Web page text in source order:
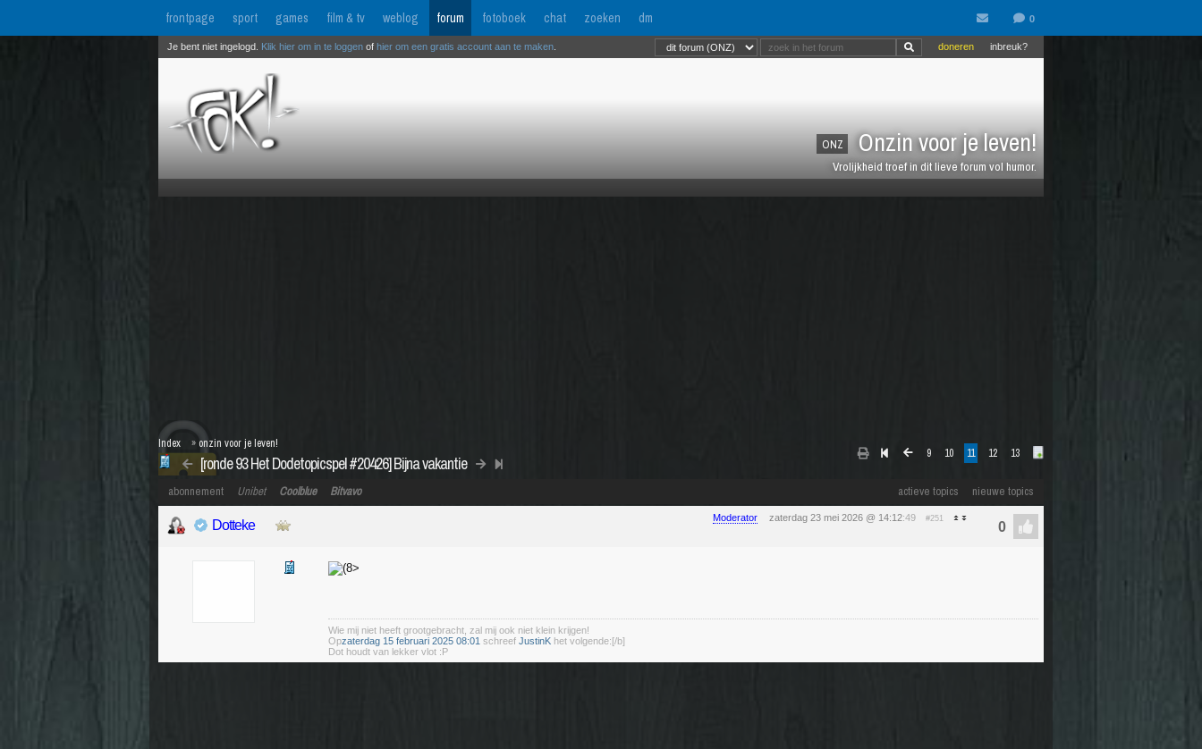
frontpage sport games film & tv weblog forum fotoboek chat zoeken dm
ONZ Onzin voor je leven!
Vrolijkheid troef in dit lieve forum vol humor.
inbreuk?
doneren
Je bent niet ingelogd. Klik hier om in te loggen of hier om een gratis account aan te maken
9 10 11 12 13
[ronde 93 Het Dodetopicspel #20426] Bijna vakantie
Index » onzin voor je leven!
actieve topics nieuwe topics
abonnement Unibet Coolblue Bitvavo
Moderator zaterdag 23 mei 2026 @ 14:12:49 #251
Dotteke
Wie mij niet heeft grootgebracht, zal mij ook niet klein krijgen!
Opzaterdag 15 februari 2025 08:01 schreef JustinK het volgende:[/b]
Dot houdt van lekker vlot :P